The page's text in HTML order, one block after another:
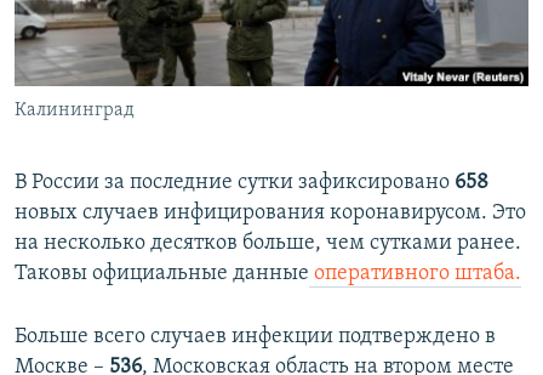
СОЦИАЛЬНЫЕ СЕТИ
Все сайты РСЕ/РС
Калининград
В России за последние сутки зафиксировано 658
новых случаев инфицирования коронавирусом. Это
на несколько десятков больше, чем сутками ранее.
Таковы официальные данные оперативного штаба.
Больше всего случаев инфекции подтверждено в
Москве – 536, Московская область на втором месте